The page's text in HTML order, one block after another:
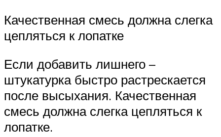
Качественная смесь должна слегка
цепляться к лопатке
Если добавить лишнего –
штукатурка быстро растрескается
после высыхания. Качественная
смесь должна слегка цепляться к
лопатке.